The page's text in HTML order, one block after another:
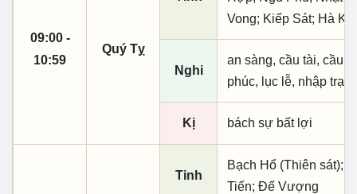
09:00 -
10:59
Quý Tỵ
Vong; Kiếp Sát; Hà
Nghi
an sàng, cầu tài, cầu
phúc, lục lễ, nhập
Kị bách sự bất lợi
Tinh
Bạch Hổ (Thiên sát);
Tiến; Đế Vượng